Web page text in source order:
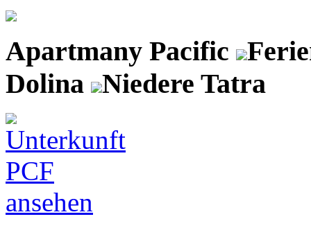
Apartmany Pacific
Dolina Niedere Tatra